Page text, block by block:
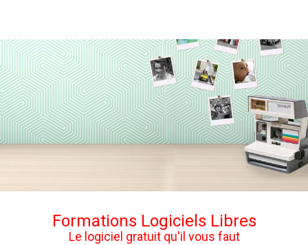
Formations Logiciels Libres
Le logiciel gratuit qu'il vous faut